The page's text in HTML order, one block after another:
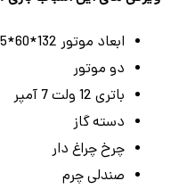
ابعاد موتور 132*60*85 سانتی متر
دو موتور
باتری 12 ولت 7 آمپر
دسته گاز
چرخ چراغ دار
صندلی چرم